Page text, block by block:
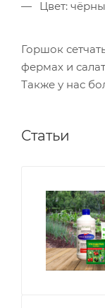
Цвет:
Горшок
фермах и
Также у нас
Статьи